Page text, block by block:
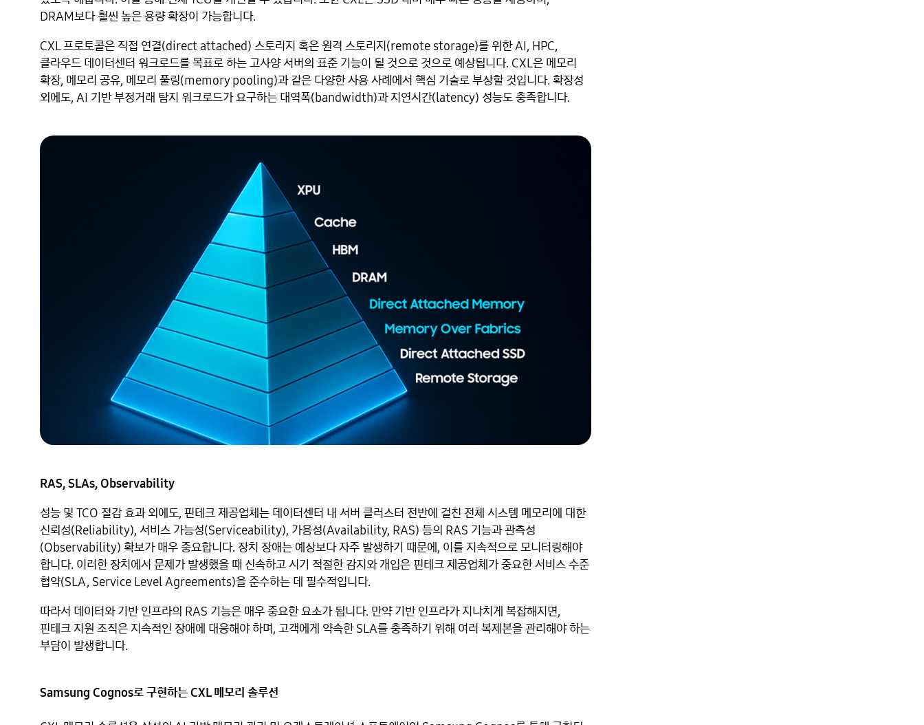
DRAM보다 훨씬 높은 용량 확장이 가능합니다.
CXL 프로토콜은 직접 연결(direct attached) 스토리지 혹은 원격 스토리지(remote storage)를 위한 AI, HPC,
클라우드 데이터센터 워크로드를 목표로 하는 고사양 서버의 표준 기능이 될 것으로 것으로 예상됩니다. CXL은 메모리
확장, 메모리 공유, 메모리 풀링(memory pooling)과 같은 다양한 사용 사례에서 핵심 기술로 부상할 것입니다. 확장성
외에도, AI 기반 부정거래 탐지 워크로드가 요구하는 대역폭(bandwidth)과 지연시간(latency) 성능도 충족합니다.
RAS, SLAs, Observability
성능 및 TCO 절감 효과 외에도, 핀테크 제공업체는 데이터센터 내 서버 클러스터 전반에 걸친 전체 시스템 메모리에 대한
신뢰성(Reliability), 서비스 가능성(Serviceability), 가용성(Availability, RAS) 등의 RAS 기능과 관측성
(Observability) 확보가 매우 중요합니다. 장치 장애는 예상보다 자주 발생하기 때문에, 이를 지속적으로 모니터링해야
합니다. 이러한 장치에서 문제가 발생했을 때 신속하고 시기 적절한 감지와 개입은 핀테크 제공업체가 중요한 서비스 수준
협약(SLA, Service Level Agreements)을 준수하는 데 필수적입니다.
따라서 데이터와 기반 인프라의 RAS 기능은 매우 중요한 요소가 됩니다. 만약 기반 인프라가 지나치게 복잡해지면,
핀테크 지원 조직은 지속적인 장애에 대응해야 하며, 고객에게 약속한 SLA를 충족하기 위해 여러 복제본을 관리해야 하는
부담이 발생합니다.
Samsung Cognos로 구현하는 CXL 메모리 솔루션